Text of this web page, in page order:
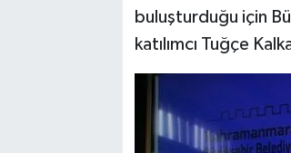
buluşturduğu için
katılımcı Tuğçe